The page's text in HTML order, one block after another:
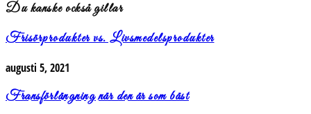
Du kanske också gillar
Frisörprodukter vs. Livsmedelsprodukter
augusti 5, 2021
Fransförlängning när den är som bäst